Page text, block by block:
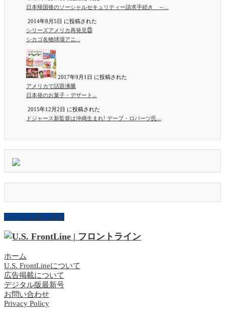
日本帰国後のソーシャルセキュリティー請求手続き ～...
2014年8月5日 に投稿された
シリーズアメリカ再発見㉕
シカゴ名物球場アニ...
2017年9月1日 に投稿された
アメリカで話題沸騰
日本発のお菓子・デザート...
2015年12月2日 に投稿された
ドジャース新監督は沖縄生まれ! デーブ・ロバーツ氏...
ページ上部へ戻る
ホーム
U.S. FrontLineについて
広告掲載について
デジタル版最新号
お問い合わせ
Privacy Policy